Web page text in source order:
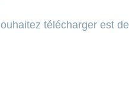
télécharger est de